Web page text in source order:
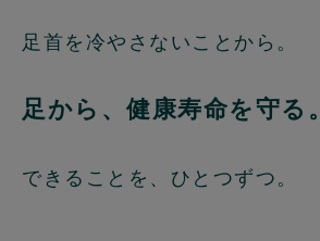
足首を冷やさないことから。
足から、健康寿命を守る。
できることを、ひとつずつ。